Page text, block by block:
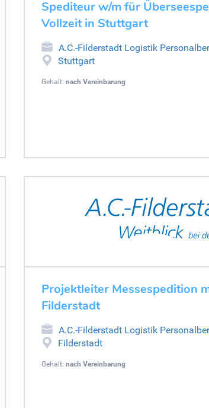
Spediteur w/m für
Vollzeit in Stuttgart
A.C.-Filderstadt Logistik
Stuttgart
Gehalt: nach Vereinbarung
Projektleiter Messespedition
Filderstadt
A.C.-Filderstadt Logistik
Filderstadt
Gehalt: nach Vereinbarung